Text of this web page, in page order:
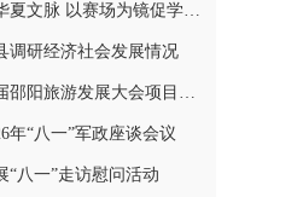
成长——新邵一中学子在省级 “用英语讲中国故事”大赛中斩获佳绩
调研经济社会发展情况
旅游发展大会项目建设工作
年“八一”军政座谈会议
“八一”走访慰问活动